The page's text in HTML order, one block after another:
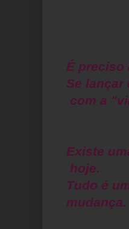
É preciso
Se
com a
Existe
hoje.
Tudo é
mudança.